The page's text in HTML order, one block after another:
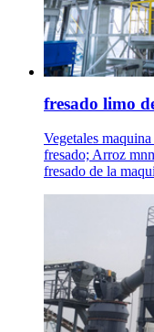
fresado limo
Vegetales
fresado; Arroz
fresado de la